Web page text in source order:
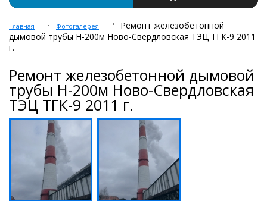
Главная Фотогалерея
Ремонт железобетонной
дымовой трубы Н-200м Ново-Свердловская ТЭЦ ТГК-9 2011
г.
Ремонт железобетонной дымовой
трубы Н-200м Ново-Свердловская
ТЭЦ ТГК-9 2011 г.